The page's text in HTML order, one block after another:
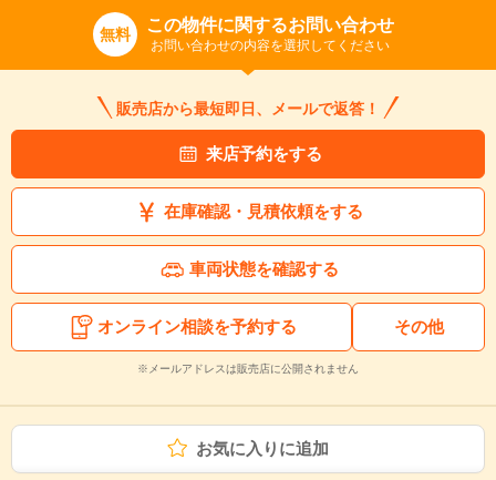
無料 この物件に関するお問い合わせ
お問い合わせの内容を選択してください
販売店から最短即日、メールで返答！
来店予約をする
在庫確認・見積依頼をする
車両状態を確認する
オンライン相談を予約する その他
※メールアドレスは販売店に公開されません
お気に入りに追加